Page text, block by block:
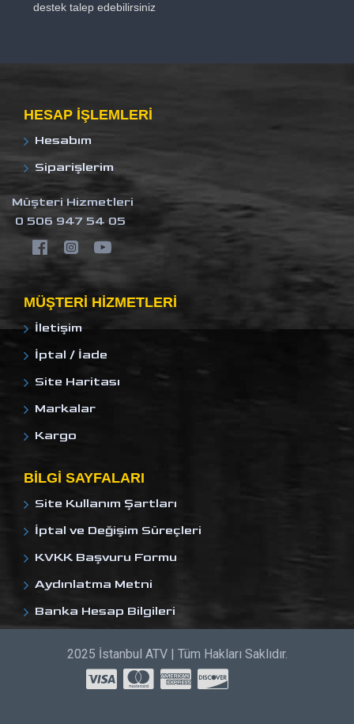
destek talep edebilirsiniz
HESAP IŞLEMLERI
Hesabım
Siparişlerim
Müşteri Hizmetleri
0 506 947 54 05
MÜŞTERI HIZMETLERI
İletişim
İptal / İade
Site Haritası
Markalar
Kargo
BILGI SAYFALARI
Site Kullanım Şartları
İptal ve Değişim Süreçleri
KVKK Başvuru Formu
Aydınlatma Metni
Banka Hesap Bilgileri
2025 İstanbul ATV | Tüm Hakları Saklıdır.